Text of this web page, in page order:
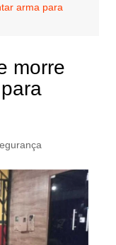
arma para
morre